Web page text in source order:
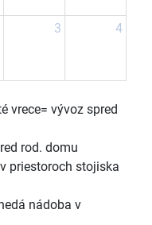
3 4
vrece= vývoz spred
rod. domu
priestoroch stojiska
nádoba v